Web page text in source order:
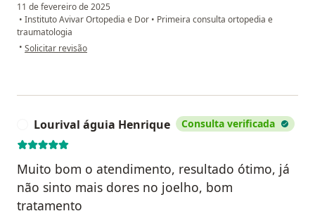
11 de fevereiro de 2025
• Instituto Avivar Ortopedia e Dor • Primeira consulta ortopedia e
traumatologia
• na opinião do utilizador Rosania Maranhão
Solicitar revisão
Lourival águia Henrique Consulta verificada
Muito bom o atendimento, resultado ótimo, já
não sinto mais dores no joelho, bom
tratamento